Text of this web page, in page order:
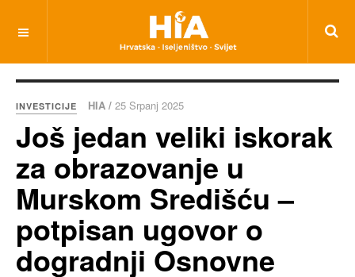
INVESTICIJE HIA / 25 Srpanj 2025
Još jedan veliki iskorak
za obrazovanje u
Murskom Središću –
potpisan ugovor o
dogradnji Osnovne